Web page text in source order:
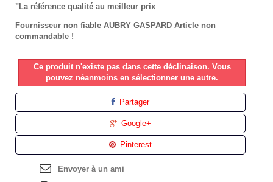
"La référence qualité au meilleur prix
Fournisseur non fiable AUBRY GASPARD Article non
commandable !
Ce produit n'existe pas dans cette déclinaison. Vous
pouvez néanmoins en sélectionner une autre.
Partager
Google+
Pinterest
Envoyer à un ami